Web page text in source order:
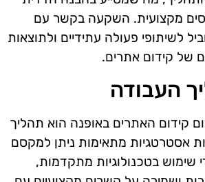
מקצועית. השקעה בקשר עם
לשיתופי פעולה עתידיים ולתוצאות
של קידום אתרים.
העבודה
קידום האתרים באופנה הוא תהליך
אסטרטגיות מתאימות ניתן למקסם
שימוש בטכנולוגיות מתקדמות,